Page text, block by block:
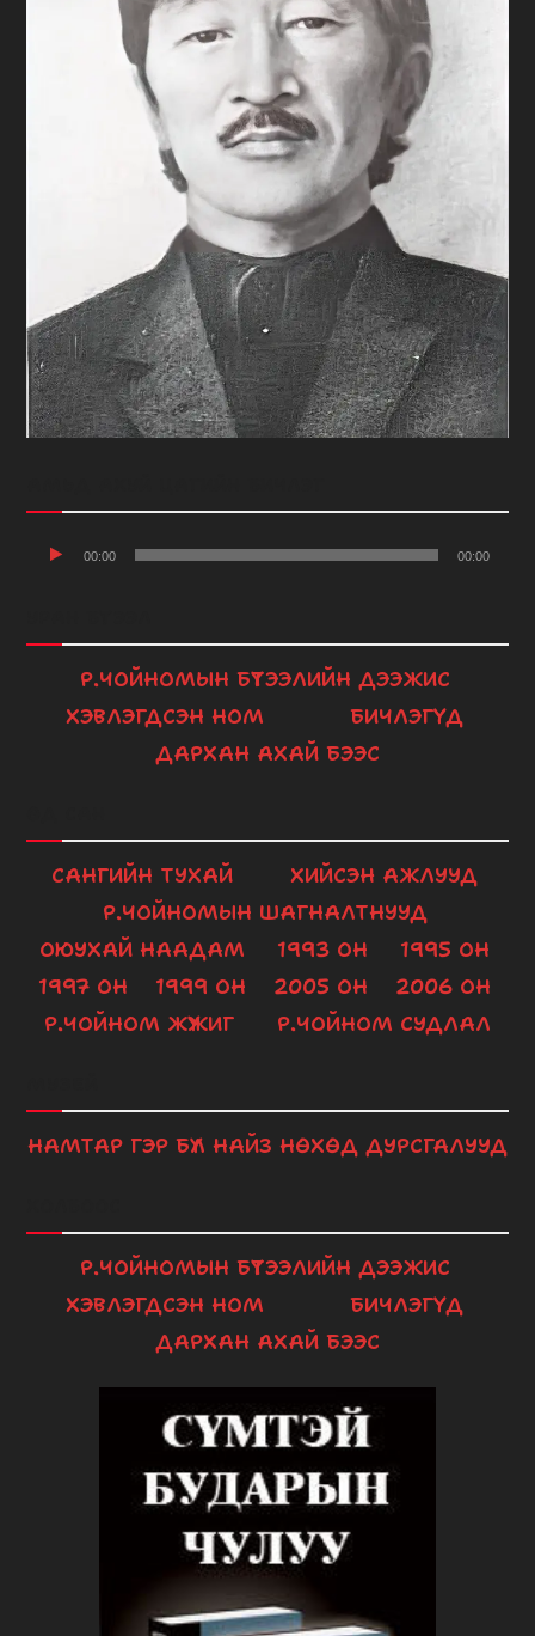
Audio00:00 00:00
Р.ЧОЙНОМЫН БҮТЭЭЛИЙН ДЭЭЖИС
ХЭВЛЭГДСЭН НОМ
БИЧЛЭГҮҮД
ДАРХАН АХАЙ БЭЭС
САНГИЙН ТУХАЙ
ХИЙСЭН АЖЛУУД
Р.ЧОЙНОМЫН ШАГНАЛТНУУД
ОЮУХАЙ НААДАМ
1993 ОН
1995 ОН
1997 ОН
1999 ОН 2005 ОН
2006 ОН
Р.ЧОЙНОМ ЖҮЖИГ
Р.ЧОЙНОМ СУДЛАЛ
НАМТАР ГЭР БҮЛ НАЙЗ НӨХӨД ДУРСГАЛУУД
Р.ЧОЙНОМЫН БҮТЭЭЛИЙН ДЭЭЖИС
ХЭВЛЭГДСЭН НОМ
БИЧЛЭГҮҮД
ДАРХАН АХАЙ БЭЭС